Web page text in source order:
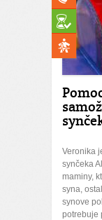
Veronika
synčeka
maminy,
syna,
synove
potrebuje